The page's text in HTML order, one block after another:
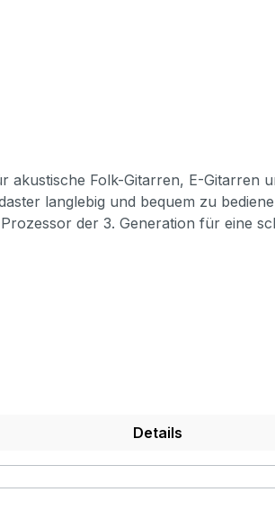
Folk-Gitarren, E-Gitarren
langlebig und bequem zu
der 3. Generation für eine
Details